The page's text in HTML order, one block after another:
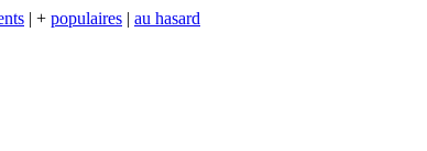
| + populaires | au hasard